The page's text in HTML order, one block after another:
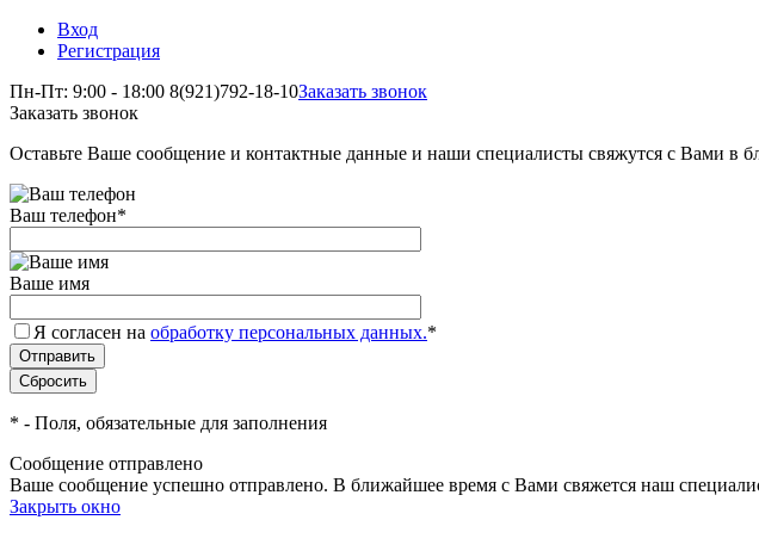
Вход
Регистрация
Пн-Пт: 9:00 - 18:00 8(921)792-18-10Заказать звонок
Заказать звонок
Оставьте Ваше сообщение и контактные данные и наши специалисты свяжутся с Вами в
Ваш телефон*
Ваше имя
Я согласен на обработку персональных данных.*
* - Поля, обязательные для заполнения
Сообщение отправлено
Ваше сообщение успешно отправлено. В ближайшее время с Вами свяжется наш
Закрыть окно